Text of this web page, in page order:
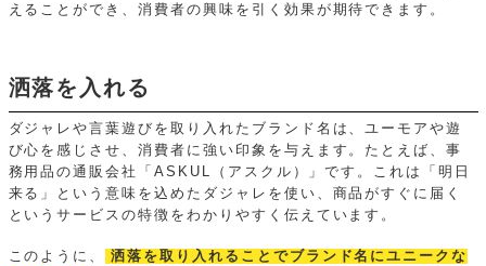
えることができ、消費者の興味を引く効果が期待できます。
洒落を入れる
ダジャレや言葉遊びを取り入れたブランド名は、ユーモアや遊
び心を感じさせ、消費者に強い印象を与えます。たとえば、事
務用品の通販会社「ASKUL（アスクル）」です。これは「明日
来る」という意味を込めたダジャレを使い、商品がすぐに届く
というサービスの特徴をわかりやすく伝えています。
このように、
洒落を取り入れることでブランド名にユニークな